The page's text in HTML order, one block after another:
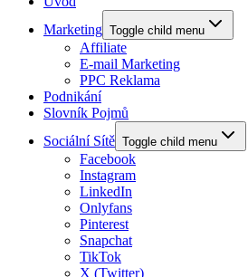
Marketing Toggle child menu
Affiliate
E-mail Marketing
PPC Reklama
Podnikání
Slovník Pojmů
Sociální Sítě Toggle child menu
Facebook
Instagram
LinkedIn
Onlyfans
Pinterest
Snapchat
TikTok
X (Twitter)